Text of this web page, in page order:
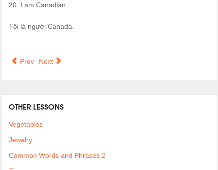
20. I am Canadian.
Tôi là người Canada.
Prev Next
OTHER LESSONS
Vegetables
Jewelry
Common Words and Phrases 2